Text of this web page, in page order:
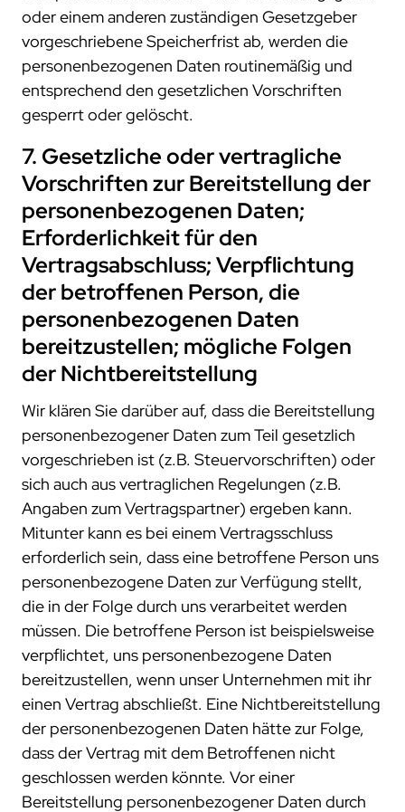
oder einem anderen zuständigen Gesetzgeber
vorgeschriebene Speicherfrist ab, werden die
personenbezogenen Daten routinemäßig und
entsprechend den gesetzlichen Vorschriften
gesperrt oder gelöscht.
7. Gesetzliche oder vertragliche
Vorschriften zur Bereitstellung der
personenbezogenen Daten;
Erforderlichkeit für den
Vertragsabschluss; Verpflichtung
der betroffenen Person, die
personenbezogenen Daten
bereitzustellen; mögliche Folgen
der Nichtbereitstellung
Wir klären Sie darüber auf, dass die Bereitstellung
personenbezogener Daten zum Teil gesetzlich
vorgeschrieben ist (z.B. Steuervorschriften) oder
sich auch aus vertraglichen Regelungen (z.B.
Angaben zum Vertragspartner) ergeben kann.
Mitunter kann es bei einem Vertragsschluss
erforderlich sein, dass eine betroffene Person uns
personenbezogene Daten zur Verfügung stellt,
die in der Folge durch uns verarbeitet werden
müssen. Die betroffene Person ist beispielsweise
verpflichtet, uns personenbezogene Daten
bereitzustellen, wenn unser Unternehmen mit ihr
einen Vertrag abschließt. Eine Nichtbereitstellung
der personenbezogenen Daten hätte zur Folge,
dass der Vertrag mit dem Betroffenen nicht
geschlossen werden könnte. Vor einer
Bereitstellung personenbezogener Daten durch